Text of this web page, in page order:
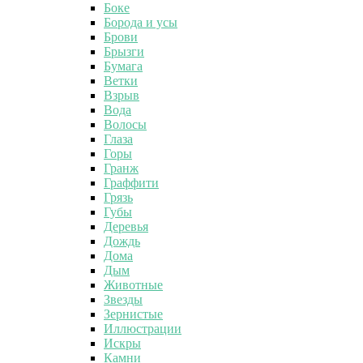
Боке
Борода и усы
Брови
Брызги
Бумага
Ветки
Взрыв
Вода
Волосы
Глаза
Горы
Гранж
Граффити
Грязь
Губы
Деревья
Дождь
Дома
Дым
Животные
Звезды
Зернистые
Иллюстрации
Искры
Камни